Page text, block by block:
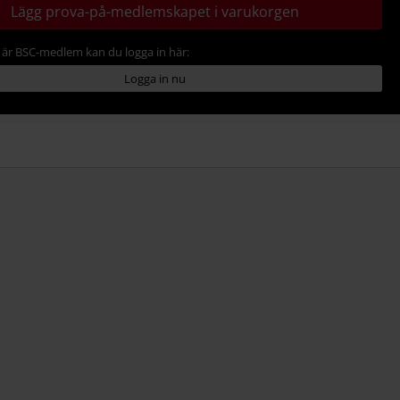
Lägg prova-på-medlemskapet i varukorgen
BSC-medlem kan du logga in här:
Logga in nu